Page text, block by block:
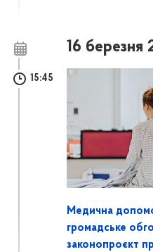
16 березня
15:45
Медична
громадське
законопроєкт